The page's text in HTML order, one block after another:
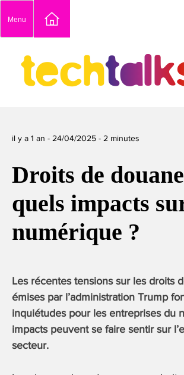
content
Menu
il y a 1 an - 24/04/2025 - 2 minutes
Droits de
quels impacts
numérique ?
Les récentes tensions sur les droits
émises par l’administration Trump
inquiétudes pour les entreprises du
impacts peuvent se faire sentir sur
secteur.